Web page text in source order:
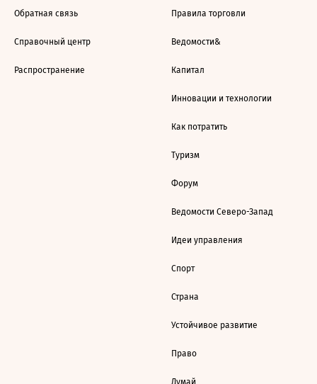
Обратная связь
Справочный центр
Распространение
Правила торговли
Ведомости&
Капитал
Инновации и технологии
Как потратить
Туризм
Форум
Ведомости Северо-Запад
Идеи управления
Спорт
Страна
Устойчивое развитие
Право
Думай